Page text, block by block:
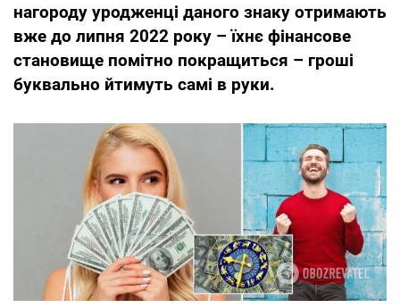
нагороду уродженці даного знаку отримають
вже до липня 2022 року – їхнє фінансове
становище помітно покращиться – гроші
буквально йтимуть самі в руки.